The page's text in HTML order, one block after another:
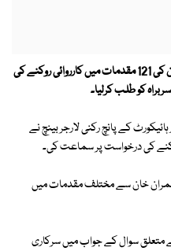
لاہور ہائیکورٹ نے سابق وزیر اعظم عمران خان کی 121 مقدمات میں کارروائی روکنے کی
کو طلب کرلیا۔
کے پانچ رکنی لارجر بینچ نے
عمران خان سے مختلف مقدمات میں
سوال کے جواب میں سرکاری